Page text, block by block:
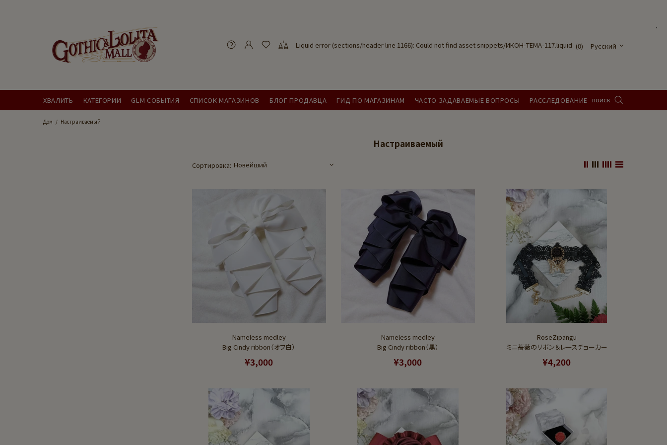
Liquid error (sections/header line 1166): Could not find asset snippets/ИКОН-ТЕМА-117.liquid (0) Русский
ХВАЛИТЬ КАТЕГОРИИ GLM СОБЫТИЯ СПИСОК МАГАЗИНОВ БЛОГ ПРОДАВЦА ГИД ПО МАГАЗИНАМ ЧАСТО ЗАДАВАЕМЫЕ ВОПРОСЫ РАССЛЕДОВАНИЕ поиск
Дом Настраиваемый
Настраиваемый
Сортировка:
Nameless medley
Big Cindy ribbon（オフ白）
¥3,000
Nameless medley
Big Cindy ribbon（黒）
¥3,000
RoseZipangu
ミニ薔薇のリボン＆レースチョーカー
¥4,200